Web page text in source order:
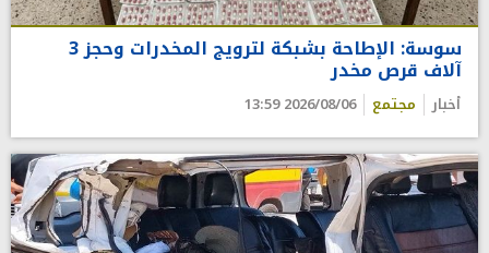
سوسة: الإطاحة بشبكة لترويج المخدرات وحجز 3
آلاف قرص مخدر
أخبار مجتمع 2026/08/06 13:59